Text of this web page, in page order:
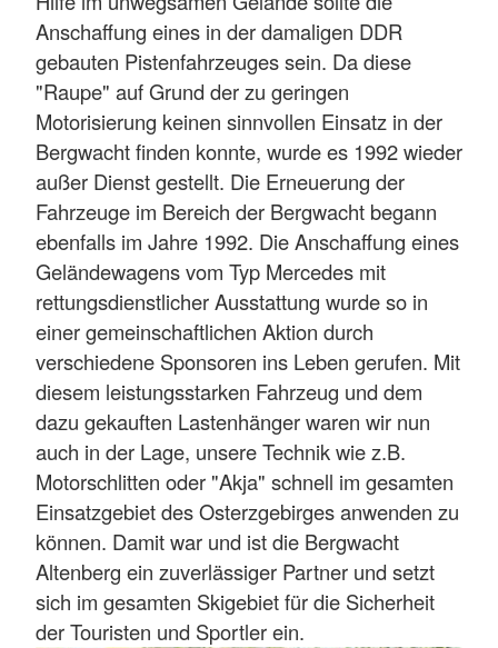
Anschaffung eines in der damaligen DDR
gebauten Pistenfahrzeuges sein. Da diese
"Raupe" auf Grund der zu geringen
Motorisierung keinen sinnvollen Einsatz in der
Bergwacht finden konnte, wurde es 1992 wieder
außer Dienst gestellt. Die Erneuerung der
Fahrzeuge im Bereich der Bergwacht begann
ebenfalls im Jahre 1992. Die Anschaffung eines
Geländewagens vom Typ Mercedes mit
rettungsdienstlicher Ausstattung wurde so in
einer gemeinschaftlichen Aktion durch
verschiedene Sponsoren ins Leben gerufen. Mit
diesem leistungsstarken Fahrzeug und dem
dazu gekauften Lastenhänger waren wir nun
auch in der Lage, unsere Technik wie z.B.
Motorschlitten oder "Akja" schnell im gesamten
Einsatzgebiet des Osterzgebirges anwenden zu
können. Damit war und ist die Bergwacht
Altenberg ein zuverlässiger Partner und setzt
sich im gesamten Skigebiet für die Sicherheit
der Touristen und Sportler ein.